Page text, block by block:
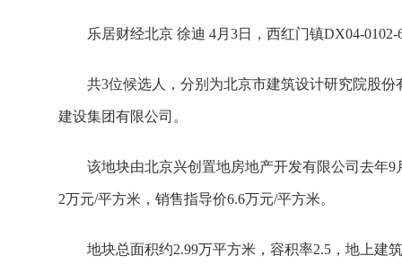
乐居财经北京 徐迪 4月3日，西红门镇DX04-
共3位候选人，分别为北京市建筑设计研究院股
建设集团有限公司。
该地块由北京兴创置地房地产开发有限公司去年
2万元/平方米，销售指导价6.6万元/平方米。
地块总面积约2.99万平方米，容积率2.5，地上建